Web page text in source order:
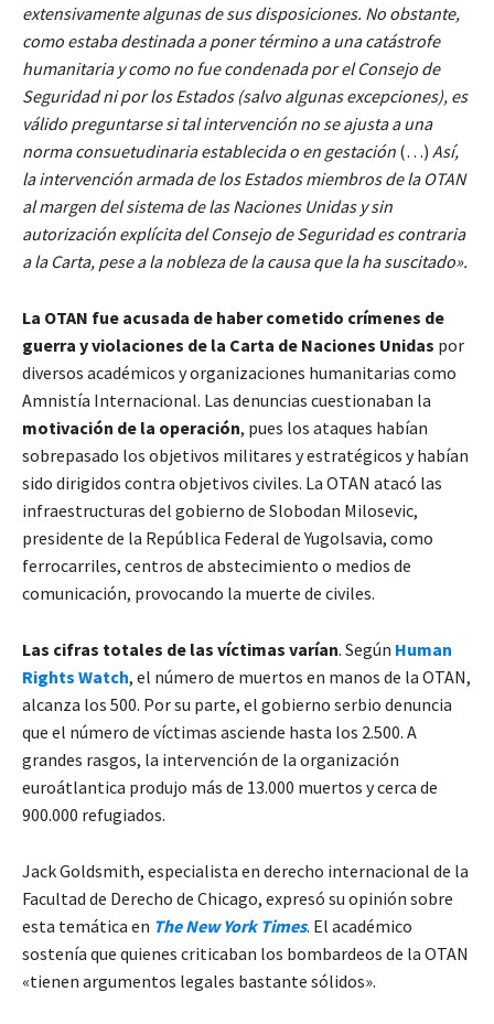
extensivamente algunas de sus disposiciones. No obstante,
como estaba destinada a poner término a una catástrofe
humanitaria y como no fue condenada por el Consejo de
Seguridad ni por los Estados (salvo algunas excepciones), es
válido preguntarse si tal intervención no se ajusta a una
norma consuetudinaria establecida o en gestación (…) Así,
la intervención armada de los Estados miembros de la OTAN
al margen del sistema de las Naciones Unidas y sin
autorización explícita del Consejo de Seguridad es contraria
a la Carta, pese a la nobleza de la causa que la ha suscitado».
La OTAN fue acusada de haber cometido crímenes de
guerra y violaciones de la Carta de Naciones Unidas por
diversos académicos y organizaciones humanitarias como
Amnistía Internacional. Las denuncias cuestionaban la
motivación de la operación, pues los ataques habían
sobrepasado los objetivos militares y estratégicos y habían
sido dirigidos contra objetivos civiles. La OTAN atacó las
infraestructuras del gobierno de Slobodan Milosevic,
presidente de la República Federal de Yugolsavia, como
ferrocarriles, centros de abstecimiento o medios de
comunicación, provocando la muerte de civiles.
Las cifras totales de las víctimas varían. Según Human
Rights Watch, el número de muertos en manos de la OTAN,
alcanza los 500. Por su parte, el gobierno serbio denuncia
que el número de víctimas asciende hasta los 2.500. A
grandes rasgos, la intervención de la organización
euroátlantica produjo más de 13.000 muertos y cerca de
900.000 refugiados.
Jack Goldsmith, especialista en derecho internacional de la
Facultad de Derecho de Chicago, expresó su opinión sobre
esta temática en The New York Times. El académico
sostenía que quienes criticaban los bombardeos de la OTAN
«tienen argumentos legales bastante sólidos».